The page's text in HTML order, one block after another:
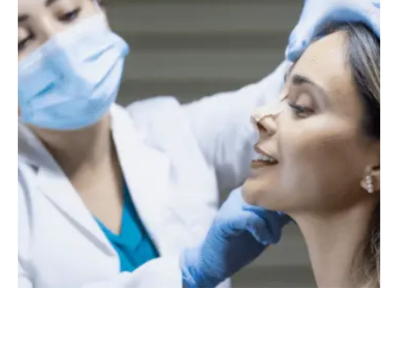
anlamıyla görülmesi ve burun şeklinin oturması zaman
alabilir. Peki, burun estetiği sonrası burun ne zaman
oturur? Bu süreç ne kadar sürer ve bu süre boyunca
nelere dikkat edilmesi gerekir? Bu …